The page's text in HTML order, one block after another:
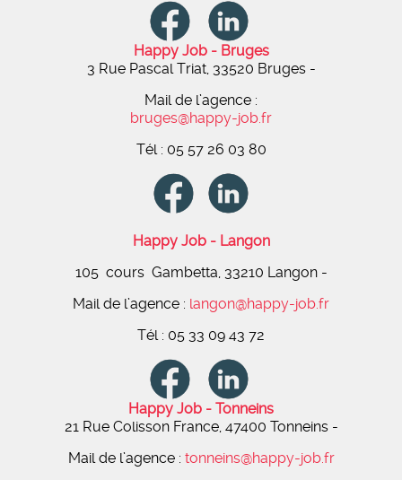
Happy Job - Bruges
3 Rue Pascal Triat, 33520 Bruges -
Mail de l’agence :
bruges@happy-job.fr
Tél : 05 57 26 03 80
Happy Job - Langon
105 cours Gambetta, 33210 Langon -
Mail de l’agence : langon@happy-job.fr
Tél : 05 33 09 43 72
Happy Job - Tonneins
21 Rue Colisson France, 47400 Tonneins -
Mail de l’agence : tonneins@happy-job.fr